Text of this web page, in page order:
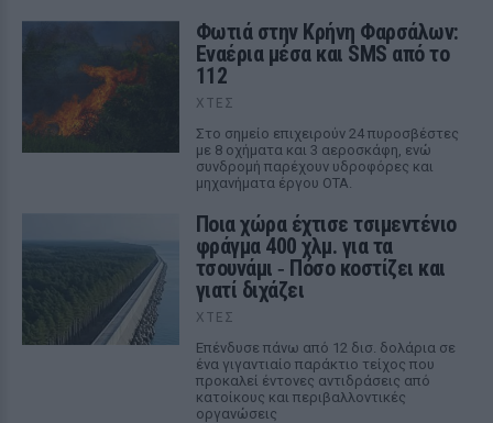
Φωτιά στην Κρήνη Φαρσάλων:
Εναέρια μέσα και SMS από το
112
ΧΤΕΣ
Στο σημείο επιχειρούν 24 πυροσβέστες
με 8 οχήματα και 3 αεροσκάφη, ενώ
συνδρομή παρέχουν υδροφόρες και
μηχανήματα έργου ΟΤΑ.
Ποια χώρα έχτισε τσιμεντένιο
φράγμα 400 χλμ. για τα
τσουνάμι ‑ Πόσο κοστίζει και
γιατί διχάζει
ΧΤΕΣ
Επένδυσε πάνω από 12 δισ. δολάρια σε
ένα γιγαντιαίο παράκτιο τείχος που
προκαλεί έντονες αντιδράσεις από
κατοίκους και περιβαλλοντικές
οργανώσεις